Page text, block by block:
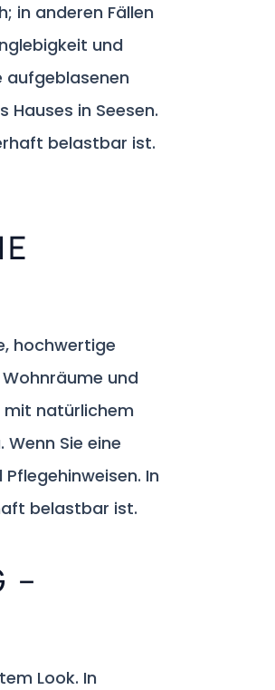
in anderen Fällen
und
aufgeblasenen
in Seesen.
belastbar ist.
hochwertige
und
mit natürlichem
Sie eine
In
belastbar ist.
–
Look. In